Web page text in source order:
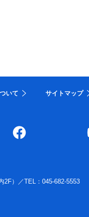
いて サイトマップ
） ／TEL：045-682-5553